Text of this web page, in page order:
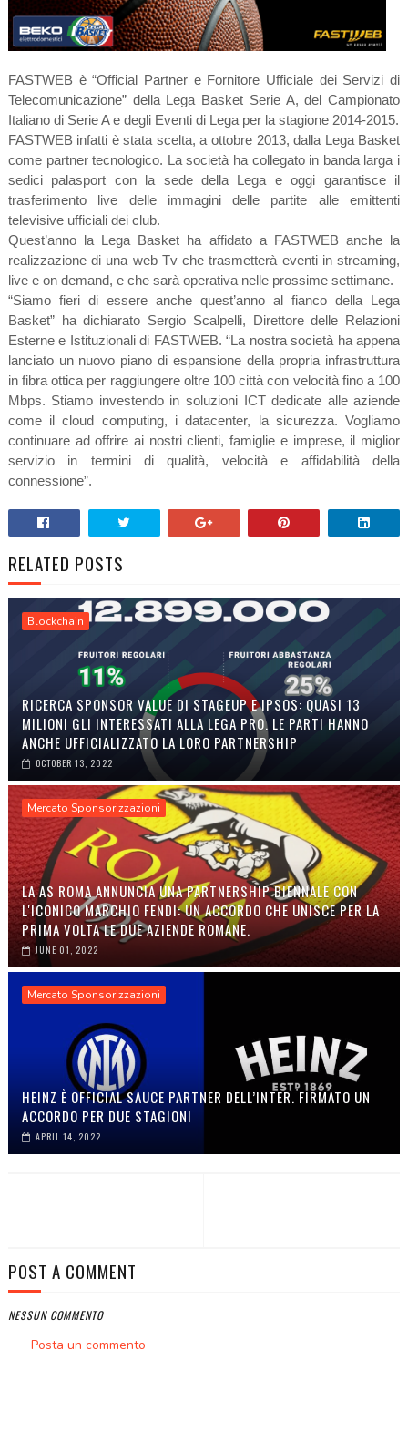
FASTWEB è “Official Partner e Fornitore Ufficiale dei Servizi di
Telecomunicazione” della Lega Basket Serie A, del Campionato
Italiano di Serie A e degli Eventi di Lega per la stagione 2014-2015.
FASTWEB infatti è stata scelta, a ottobre 2013, dalla Lega Basket
come partner tecnologico. La società ha collegato in banda larga i
sedici palasport con la sede della Lega e oggi garantisce il
trasferimento live delle immagini delle partite alle emittenti
televisive ufficiali dei club.
Quest’anno la Lega Basket ha affidato a FASTWEB anche la
realizzazione di una web Tv che trasmetterà eventi in streaming,
live e on demand, e che sarà operativa nelle prossime settimane.
“Siamo fieri di essere anche quest’anno al fianco della Lega
Basket” ha dichiarato Sergio Scalpelli, Direttore delle Relazioni
Esterne e Istituzionali di FASTWEB. “La nostra società ha appena
lanciato un nuovo piano di espansione della propria infrastruttura
in fibra ottica per raggiungere oltre 100 città con velocità fino a 100
Mbps. Stiamo investendo in soluzioni ICT dedicate alle aziende
come il cloud computing, i datacenter, la sicurezza. Vogliamo
continuare ad offrire ai nostri clienti, famiglie e imprese, il miglior
servizio in termini di qualità, velocità e affidabilità della
connessione”.
RELATED POSTS
Blockchain
RICERCA SPONSOR VALUE DI STAGEUP E IPSOS: QUASI 13
MILIONI GLI INTERESSATI ALLA LEGA PRO. LE PARTI HANNO
ANCHE UFFICIALIZZATO LA LORO PARTNERSHIP
OCTOBER 13, 2022
Mercato Sponsorizzazioni
LA AS ROMA ANNUNCIA UNA PARTNERSHIP BIENNALE CON
L'ICONICO MARCHIO FENDI: UN ACCORDO CHE UNISCE PER LA
PRIMA VOLTA LE DUE AZIENDE ROMANE.
JUNE 01, 2022
Mercato Sponsorizzazioni
HEINZ È OFFICIAL SAUCE PARTNER DELL’INTER. FIRMATO UN
ACCORDO PER DUE STAGIONI
APRIL 14, 2022
POST A COMMENT
NESSUN COMMENTO
Posta un commento